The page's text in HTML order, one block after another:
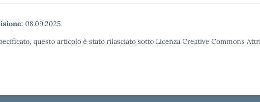
08.09.2025
questo articolo è stato rilasciato sotto Licenza Creative Commons